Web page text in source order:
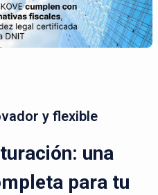
y flexible
una
para tu